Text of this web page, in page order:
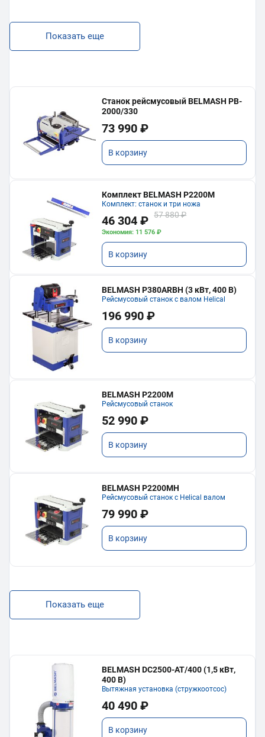
Показать еще
Станок рейсмусовый BELMASH PB-
2000/330
73 990 ₽
В корзину
Комплект BELMASH P2200M
Комплект: станок и три ножа
46 304 ₽ 57 880 ₽
Экономия: 11 576 ₽
В корзину
BELMASH P380ARBH (3 кВт, 400 В)
Рейсмусовый станок с валом Helical
196 990 ₽
В корзину
BELMASH P2200M
Рейсмусовый станок
52 990 ₽
В корзину
BELMASH P2200MH
Рейсмусовый станок с Helical валом
79 990 ₽
В корзину
Показать еще
BELMASH DC2500-AT/400 (1,5 кВт,
400 В)
Вытяжная установка (стружкоотсос)
40 490 ₽
В корзину